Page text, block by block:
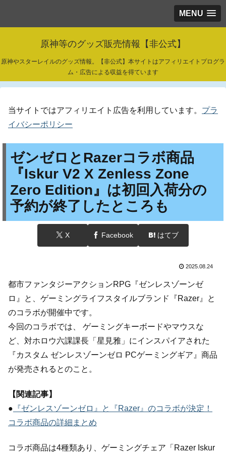
MENU
原神等のグッズ販売情報【非公式】
原神やスターレイルのグッズ情報。【非公式】本サイトはアフィリエイトプログラ
ム・広告による収益を得ています
当サイトではアフィリエイト広告を利用しています。 プラ
イバシーポリシー
ゼンゼロとRazerコラボ商品
『Iskur V2 X Zenless Zone
Zero Edition』は初回入荷分の
予約が終了したところも
X Facebook はてブ
2025.08.24
都市ファンタジーアクションRPG『ゼンレスゾーンゼ
ロ』と、ゲーミングライフスタイルブランド『Razer』と
のコラボが開催中です。
今回のコラボでは、 ゲーミングキーボードやマウスな
ど、対ホロウ六課課長「星見雅」にインスパイアされた
『カスタム ゼンレスゾーンゼロ PCゲーミングギア』商品
が発売されるとのこと。
【関連記事】
● 『ゼンレスゾーンゼロ』と『Razer』のコラボが決定！
コラボ商品の詳細まとめ
コラボ商品は4種類あり、ゲーミングチェア「Razer Iskur